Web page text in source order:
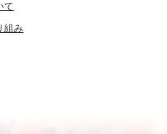
て
組み